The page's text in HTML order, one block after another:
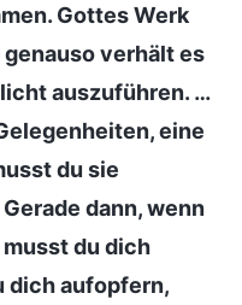
Gottes Werk
verhält es
auszuführen. …
eine
du sie
dann, wenn
du dich
dich aufopfern,